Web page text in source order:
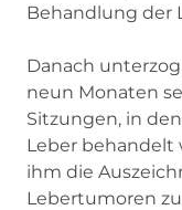
Behandlung der
Danach
neun Monaten
Sitzungen, in
Leber behandelt
ihm die
Lebertumoren